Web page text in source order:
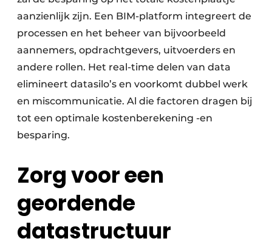
aanzienlijk zijn. Een BIM-platform integreert de
processen en het beheer van bijvoorbeeld
aannemers, opdrachtgevers, uitvoerders en
andere rollen. Het real-time delen van data
elimineert datasilo’s en voorkomt dubbel werk
en miscommunicatie. Al die factoren dragen bij
tot een optimale kostenberekening -en
besparing.
Zorg voor een
geordende
datastructuur